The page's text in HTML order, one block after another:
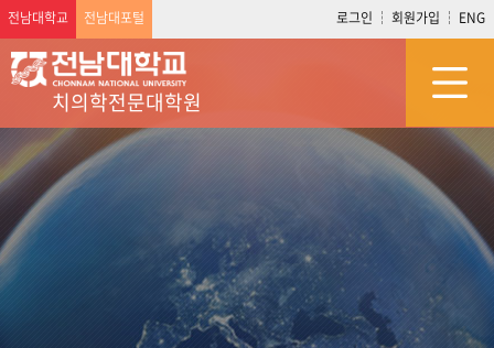
전남대학교 전남대포털 로그인 회원가입 ENG
치의학전문대학원